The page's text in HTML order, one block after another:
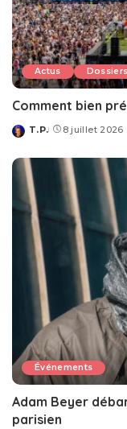
Actus Dossiers
Comment bien
Posted
T.P. 8 juillet 2026
Événements
Adam Beyer
parisien